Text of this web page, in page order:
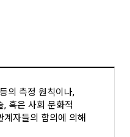
의 측정 원칙이나,
혹은 사회 문화적
자들의 합의에 의해